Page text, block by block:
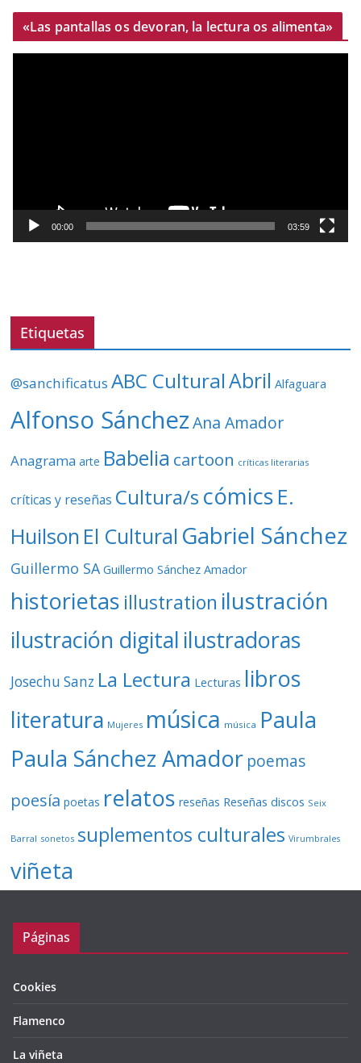
«Las pantallas os devoran, la lectura os alimenta»
o
e
00:00 03:59
Etiquetas
@sanchificatus ABC CulturalAbril Alfaguara
Alfonso Sánchez Ana Amador
Anagrama arte Babelia cartoon críticas literarias
críticas y reseñas Cultura/s cómics E.
Huilson El Cultural Gabriel Sánchez
Guillermo SA Guillermo Sánchez Amador
historietas illustration ilustración
ilustración digital ilustradoras
Josechu Sanz La Lectura Lecturas libros
literatura Mujeres música música Paula
Paula Sánchez Amador poemas
poesía poetas relatos reseñas Reseñas discos Seix
Barral sonetos suplementos culturales Virumbrales
viñeta
Páginas
Cookies
Flamenco
La viñeta